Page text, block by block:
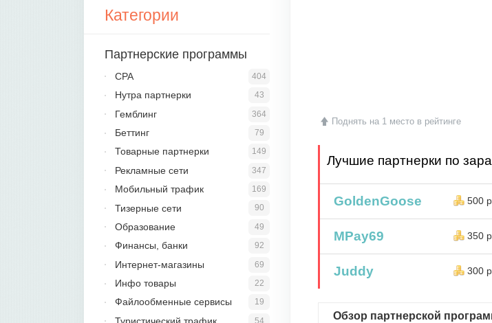
Поднять на 1 место в рейтинге
Лучшие партнерки по
GoldenGoose 500
MPay69 350
Juddy 300
Обзор партнерской
Категории
Партнерские программы
404
CPA
43
Нутра партнерки
364
Гемблинг
79
Беттинг
149
Товарные партнерки
347
Рекламные сети
169
Мобильный трафик
90
Тизерные сети
49
Образование
92
Финансы, банки
69
Интернет-магазины
22
Инфо товары
19
Файлообменные сервисы
54